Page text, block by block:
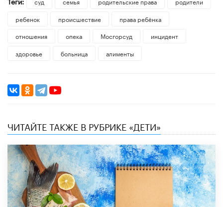
ребенок
происшествие
права ребёнка
отношения
опека Мосгорсуд
инцидент
здоровье
больница алименты
ЧИТАЙТЕ ТАКЖЕ В РУБРИКЕ «ДЕТИ»